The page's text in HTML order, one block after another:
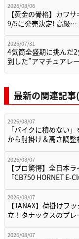
2026/08/06
【黄金の骨格】カワ
9/5に発売決定! 高級…
2026/07/31
4気筒全盛期に挑んだ
到した”アマチュアレ
最新の関連記
2026/08/07
「バイクに積めない
から肘掛け＆高さ調
2026/08/07
【プロ驚愕】全日本
「CB750 HORNET E-
2026/08/07
【TANAX】荷掛けフ
立！タナックスのプ
2026/08/07